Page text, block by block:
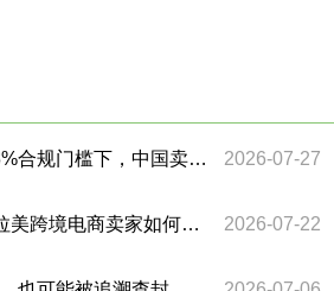
巴西跨境包裹监管再升级：98%合规门槛下，中国卖家要注意什么？ 2026-07-27
亚马逊“拉美速通计划”来了：拉美跨境电商卖家如何接住这波增长？ 2026-07-22